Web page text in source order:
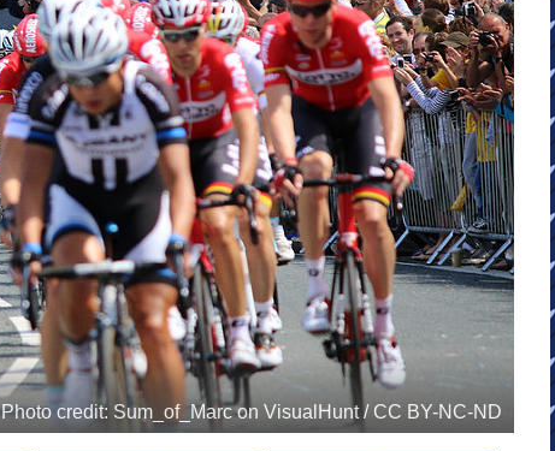
Photo credit: Sum_of_Marc on VisualHunt / CC BY-NC-ND